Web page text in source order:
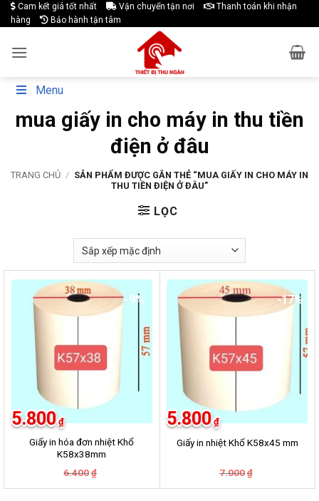
Skip
to
Cam kết giá tốt nhất Vận chuyển tận nơi
Thanh toán khi nhận
hàng
Bảo hành tận tâm
Menu
mua giấy in cho máy in thu tiền
điện ở đâu
TRANG CHỦ / SẢN PHẨM ĐƯỢC GẮN THẺ “MUA GIẤY IN CHO MÁY IN
THU TIỀN ĐIỆN Ở ĐÂU”
LỌC
-9%
Giấy in hóa đơn nhiệt Khổ
K58x38mm
6.400 ₫
là:
5.800 ₫
tại
-17%
Giấy in nhiệt Khổ K58x45 mm
7.000 ₫
là:
5.800 ₫
tại